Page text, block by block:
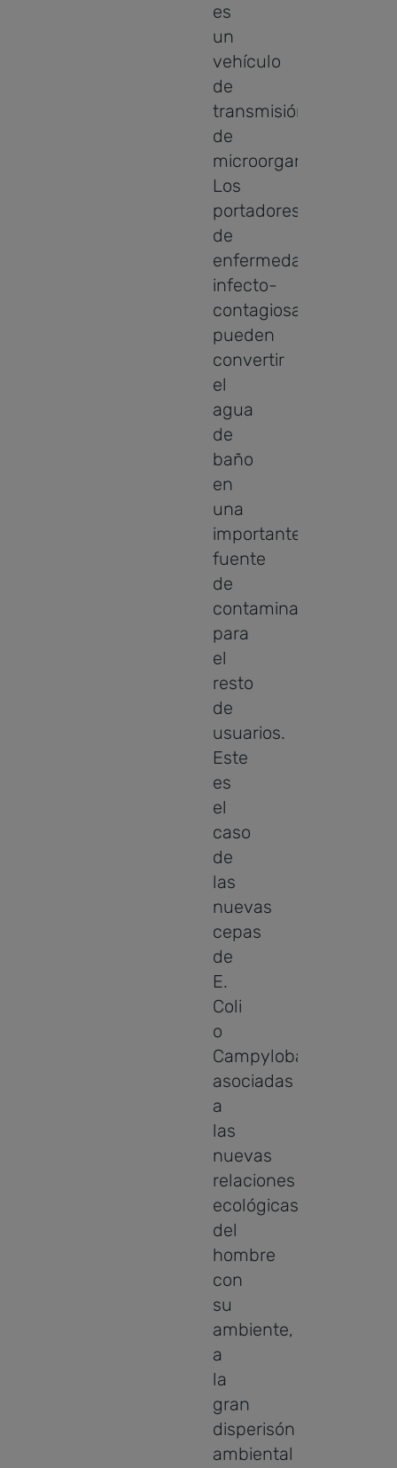
es
un
vehículo
de
transmisión
de
microorganismos.
Los
portadores
de
enfermedades
infecto-
contagiosas
pueden
convertir
el
agua
de
baño
en
una
importante
fuente
de
contaminación
para
el
resto
de
usuarios.
Este
es
el
caso
de
las
nuevas
cepas
de
E.
Coli
o
Campylobacter
asociadas
a
las
nuevas
relaciones
ecológicas
del
hombre
con
su
ambiente,
a
la
gran
disperisón
ambiental